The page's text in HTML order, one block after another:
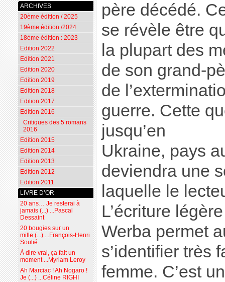
père décédé.
se révèle être
la plupart des
de son grand-
de
guerre. Cette
jusqu’en
Ukraine, pays
deviendra une
laquelle le
L’écriture
Werba permet
s’identifier très
femme. C’est
ARCHIVES
20ème édition / 2025
19ème édition /2024
18ème édition : 2023
Edition 2022
Edition 2021
Edition 2020
Edition 2019
Edition 2018
Edition 2017
Edition 2016
Critiques des 5 romans
2016
Edition 2015
Edition 2014
Edition 2013
Edition 2012
Edition 2011
LIVRE D’OR
20 ans… Je resterai à
jamais (...) ...Pascal
Dessaint
20 bougies sur un
mille (...) ...François-Henri
Soulié
À dire vrai, ça fait un
moment ...Myriam Leroy
Ah Marciac ! Ah Nogaro !
Je (...) ...Céline RIGHI